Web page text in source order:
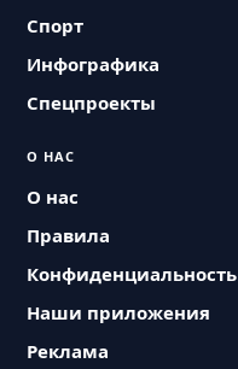
Спорт
Инфографика
Спецпроекты
О НАС
О нас
Правила
Конфиденциальность
Наши приложения
Реклама